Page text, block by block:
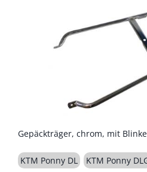
Gepäckträger, chrom, mit
KTM Ponny DL KTM Ponny